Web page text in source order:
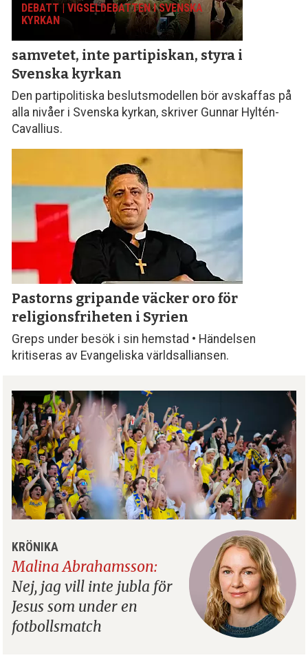
DEBATT | VIGSELDEBATTEN I SVENSKA
KYRKAN
samvetet, inte parti­piskan, styra i
Svenska kyrkan
Den partipolitiska beslutsmodellen bör avskaffas på
alla nivåer i Svenska kyrkan, skriver Gunnar Hyltén-
Cavallius.
Pastorns gripande väcker oro för
religionsfriheten i Syrien
Greps under besök i sin hemstad • Händelsen
kritiseras av Evangeliska världsalliansen.
KRÖNIKA
Malina Abrahamsson:
Nej, jag vill inte jubla för
Jesus som under en
fotbollsmatch